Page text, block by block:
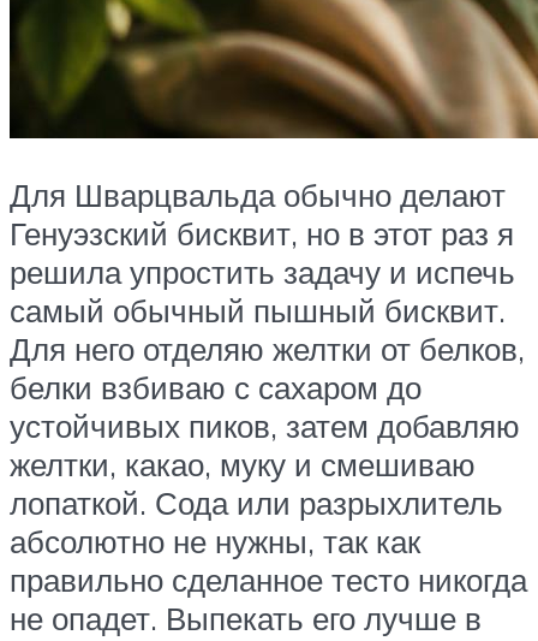
Для Шварцвальда обычно делают
Генуэзский бисквит, но в этот раз я
решила упростить задачу и испечь
самый обычный пышный бисквит.
Для него отделяю желтки от белков,
белки взбиваю с сахаром до
устойчивых пиков, затем добавляю
желтки, какао, муку и смешиваю
лопаткой. Сода или разрыхлитель
абсолютно не нужны, так как
правильно сделанное тесто никогда
не опадет. Выпекать его лучше в